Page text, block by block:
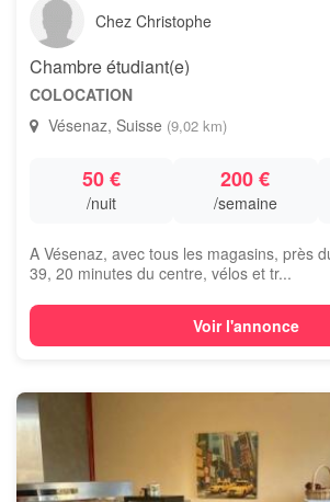
Chez Christophe
Chambre étudiant(e)
COLOCATION
Vésenaz, Suisse (9,02 km)
50 €
/nuit
200 €
/semaine
A Vésenaz, avec tous les magasins, près
39, 20 minutes du centre, vélos et tr...
Voir l'annonce